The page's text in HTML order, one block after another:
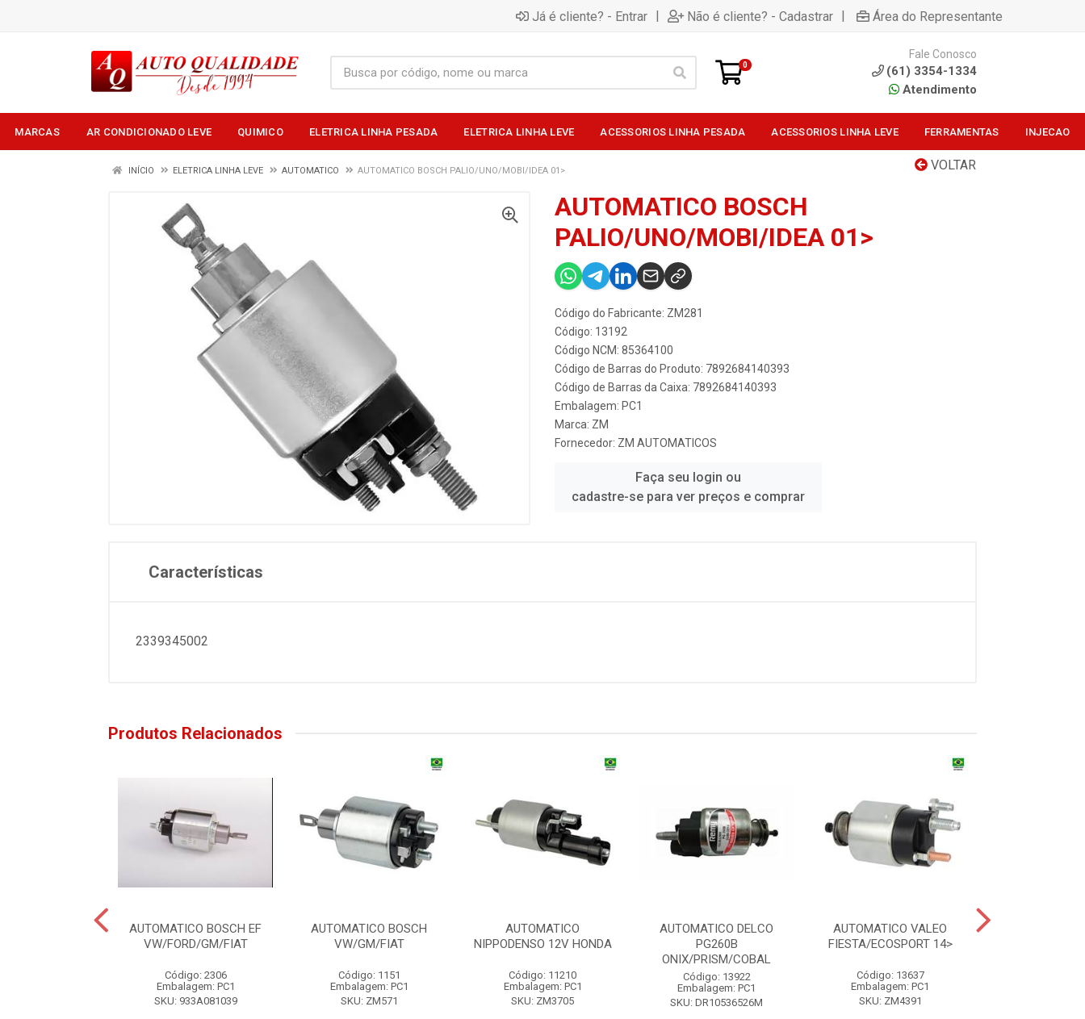
Já é cliente? - Entrar | Não é cliente? - Cadastrar | Área do Representante
0
Fale Conosco
(61) 3354-1334
Atendimento
MARCAS AR CONDICIONADO LEVE QUIMICO ELETRICA LINHA PESADA ELETRICA LINHA LEVE ACESSORIOS LINHA PESADA ACESSORIOS LINHA LEVE FERRAMENTAS INJECAO
VOLTAR
INÍCIO ELETRICA LINHA LEVE AUTOMATICO AUTOMATICO BOSCH PALIO/UNO/MOBI/IDEA 01>
AUTOMATICO BOSCH
PALIO/UNO/MOBI/IDEA 01>
Código do Fabricante: ZM281
Código: 13192
Código NCM: 85364100
Código de Barras do Produto: 7892684140393
Código de Barras da Caixa: 7892684140393
Embalagem: PC1
Marca: ZM
Fornecedor: ZM AUTOMATICOS
Faça seu login ou
cadastre-se para ver preços e comprar
Características
2339345002
Produtos Relacionados
AUTOMATICO BOSCH EF
VW/FORD/GM/FIAT
Código: 2306
Embalagem: PC1
SKU: 933A081039
AUTOMATICO BOSCH
VW/GM/FIAT
Código: 1151
Embalagem: PC1
SKU: ZM571
AUTOMATICO
NIPPODENSO 12V HONDA
Código: 11210
Embalagem: PC1
SKU: ZM3705
AUTOMATICO DELCO
PG260B
ONIX/PRISM/COBAL
Código: 13922
Embalagem: PC1
SKU: DR10536526M
AUTOMATICO VALEO
FIESTA/ECOSPORT 14>
Código: 13637
Embalagem: PC1
SKU: ZM4391